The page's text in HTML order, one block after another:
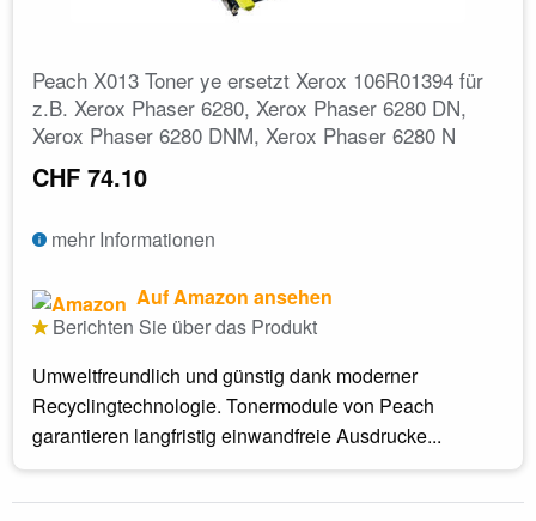
Peach X013 Toner ye ersetzt Xerox 106R01394 für
z.B. Xerox Phaser 6280, Xerox Phaser 6280 DN,
Xerox Phaser 6280 DNM, Xerox Phaser 6280 N
CHF 74.10
mehr Informationen
Auf Amazon ansehen
Berichten Sie über das Produkt
Umweltfreundlich und günstig dank moderner
Recyclingtechnologie. Tonermodule von Peach
garantieren langfristig einwandfreie Ausdrucke...